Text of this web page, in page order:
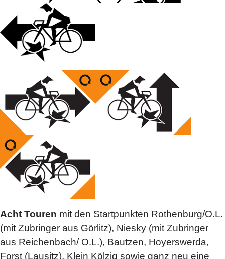
Acht Touren mit den Startpunkten Rothenburg/O.L.
(mit Zubringer aus Görlitz), Niesky (mit Zubringer
aus Reichenbach/ O.L.), Bautzen, Hoyerswerda,
Forst (Lausitz), Klein Kölzig sowie ganz neu eine